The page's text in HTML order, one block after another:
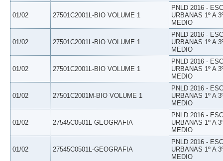
01/02 27501C2001L-BIO VOLUME 1
PNLD 2016 -
URBANAS 1º A
MEDIO
01/02 27501C2001L-BIO VOLUME 1
PNLD 2016 -
URBANAS 1º A
MEDIO
01/02 27501C2001L-BIO VOLUME 1
PNLD 2016 -
URBANAS 1º A
MEDIO
01/02 27501C2001M-BIO VOLUME 1
PNLD 2016 -
URBANAS 1º A
MEDIO
01/02 27545C0501L-GEOGRAFIA
PNLD 2016 -
URBANAS 1º A
MEDIO
01/02 27545C0501L-GEOGRAFIA
PNLD 2016 -
URBANAS 1º A
MEDIO